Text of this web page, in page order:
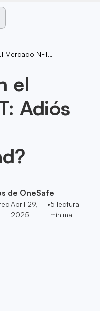
El Cambio En El Mercado NFT: Adiós Bybit, Hola Sostenibilidad?
el
Adiós
de OneSafe
April 29,
2025
•5 lectura
mínima